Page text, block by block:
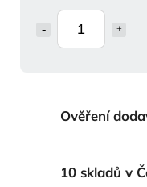
Ověření
10 skladů v